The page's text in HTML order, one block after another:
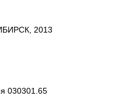
2013
030301.65